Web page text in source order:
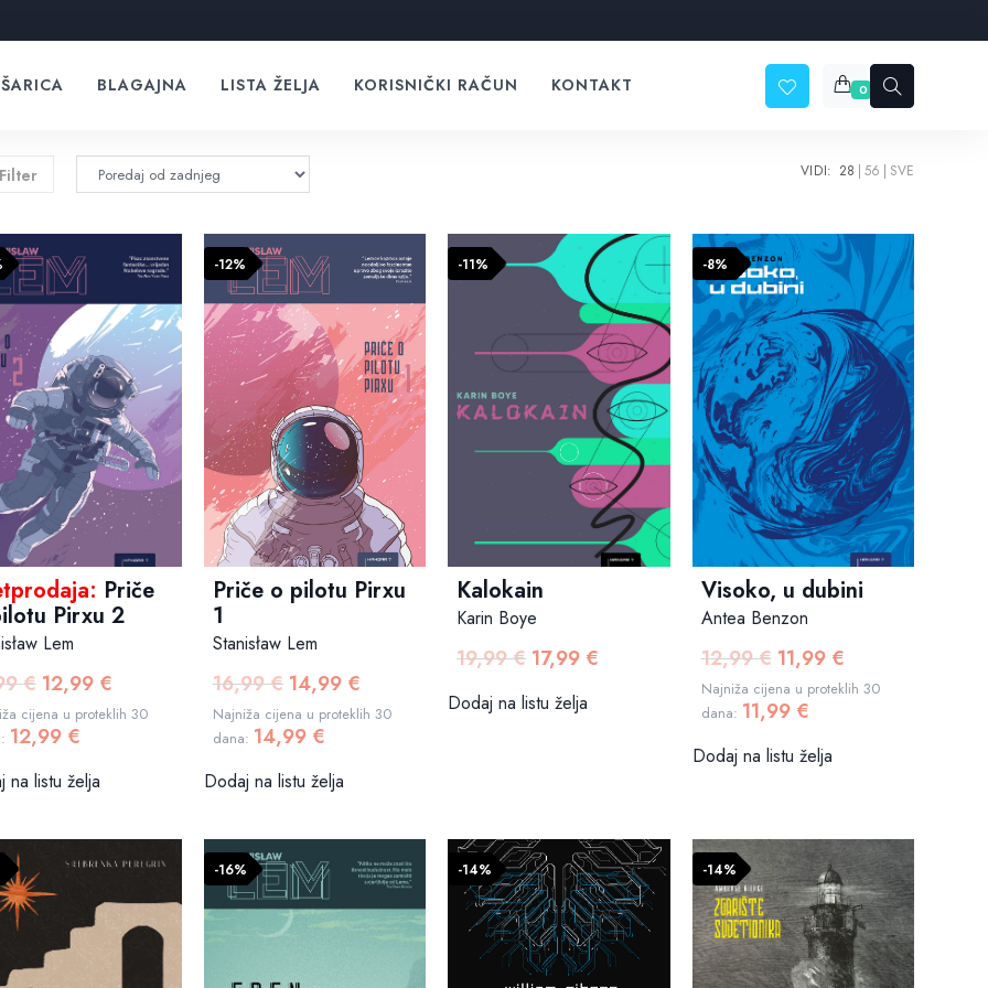
BLAGAJNA LISTA ŽELJA KORISNIČKI RAČUN KONTAKT 0
Filter VIDI: 28 56 SVE
Priče
Pirxu 2
Lem
€ Izvorna
cijena
bila
17,99 €.
12,99 €Trenutna
cijena
cijena u proteklih 30
12,99 €
na listu želja
-12%
Priče o pilotu Pirxu
1
Stanisław Lem
16,99€ Izvorna
cijena
bila
16,99 €.
14,99 €Trenutna
cijena
Najniža cijena u proteklih 30
dana: 14,99 €
Dodaj na listu želja
-11%
Kalokain
Karin Boye
19,99€ Izvorna
bila
17,99 €
Dodaj na listu želja
-8%
Visoko, u dubini
Antea Benzon
12,99€ Izvorna
cijena
bila
12,99 €.
11,99 €Trenutna
cijena
Najniža cijena u proteklih 30
dana: 11,99 €
Dodaj na listu želja
-16% -14% -14%